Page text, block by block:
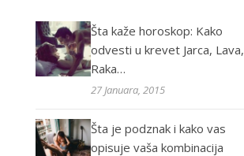
Šta kaže horoskop: Kako
odvesti u krevet Jarca, Lava,
Raka…
27 Januara, 2015
Šta je podznak i kako vas
opisuje vaša kombinacija